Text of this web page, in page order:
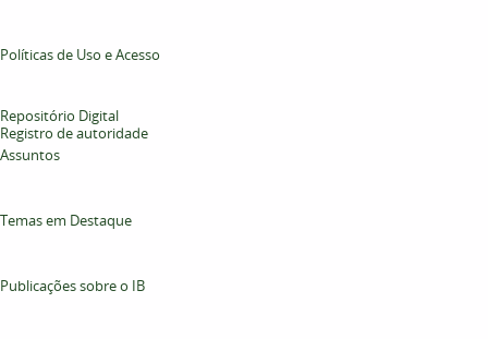
Políticas de Uso e Acesso
Repositório Digital
Registro de autoridade
Assuntos
Temas em Destaque
Publicações sobre o IB